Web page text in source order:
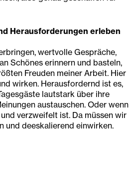
Herausforderungen erleben
wertvolle Gespräche,
Schönes erinnern und basteln,
Freuden meiner Arbeit. Hier
wirken. Herausfordernd ist es,
lautstark über ihre
austauschen. Oder wenn
verzweifelt ist. Da müssen wir
und deeskalierend einwirken.